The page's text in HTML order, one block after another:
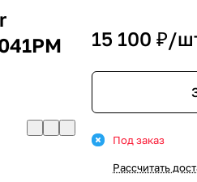
15 100 ₽/
Под заказ
Рассчитать